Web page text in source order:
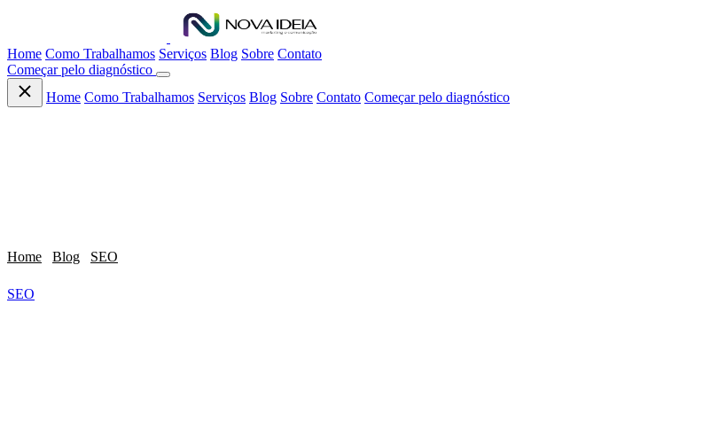
Home Como Trabalhamos Serviços Blog Sobre Contato
Começar pelo diagnóstico
Home Como Trabalhamos Serviços Blog Sobre Contato Começar pelo diagnóstico
Home Blog SEO
SEO